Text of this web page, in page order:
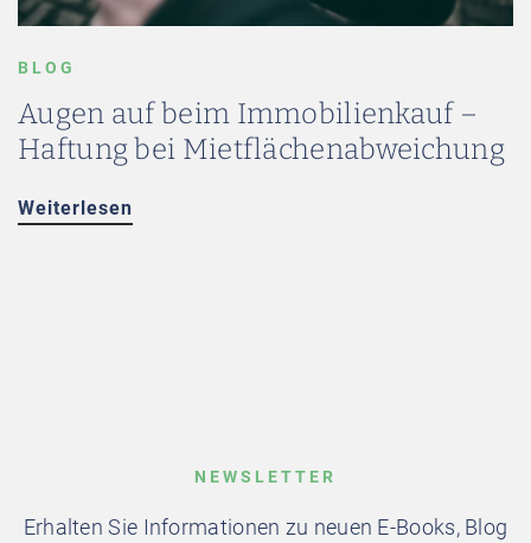
BLOG
Augen auf beim Immobilienkauf –
Haftung bei Mietflächenabweichung
Weiterlesen
NEWSLETTER
Erhalten Sie Informationen zu neuen E-Books, Blog